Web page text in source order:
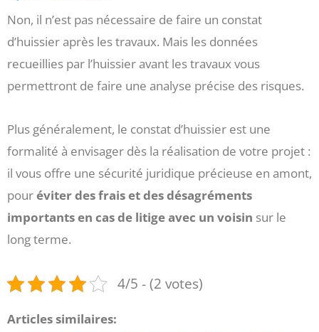
Non, il n’est pas nécessaire de faire un constat
d’huissier après les travaux. Mais les données
recueillies par l’huissier avant les travaux vous
permettront de faire une analyse précise des risques.
Plus généralement, le constat d’huissier est une
formalité à envisager dès la réalisation de votre projet :
il vous offre une sécurité juridique précieuse en amont,
pouréviter des frais et des désagréments
importants en cas de litige avec un voisin sur le
long terme.
4/5 - (2 votes)
Articles similaires: